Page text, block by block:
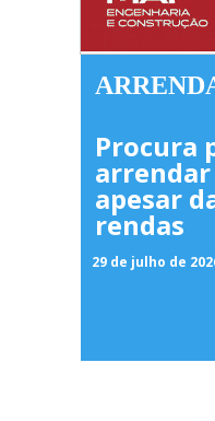
Procura
arrendar
apesar
rendas
29 de julho de